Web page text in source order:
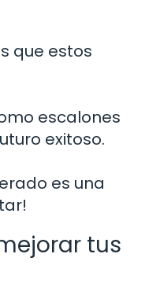
que estos
escalones
exitoso.
es una
tus